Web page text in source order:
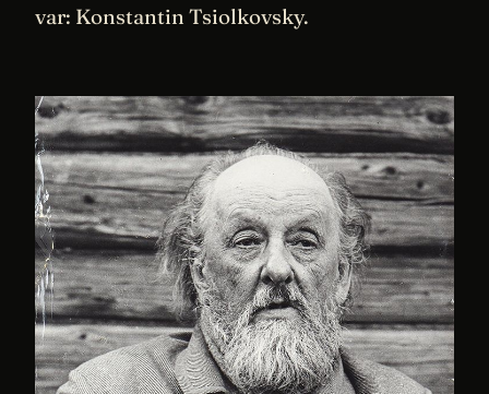
var: Konstantin Tsiolkovsky.